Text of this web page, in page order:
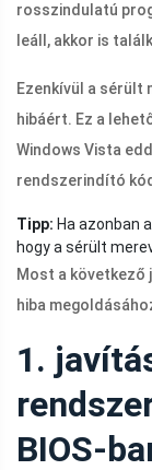
rosszindulatú
leáll, akkor is
Ezenkívül a sérült
hibáért. Ez a
Windows Vista
rendszerindító
Tipp: Ha azonban
hogy a sérült
Most a következő
hiba
1.
BIOS-